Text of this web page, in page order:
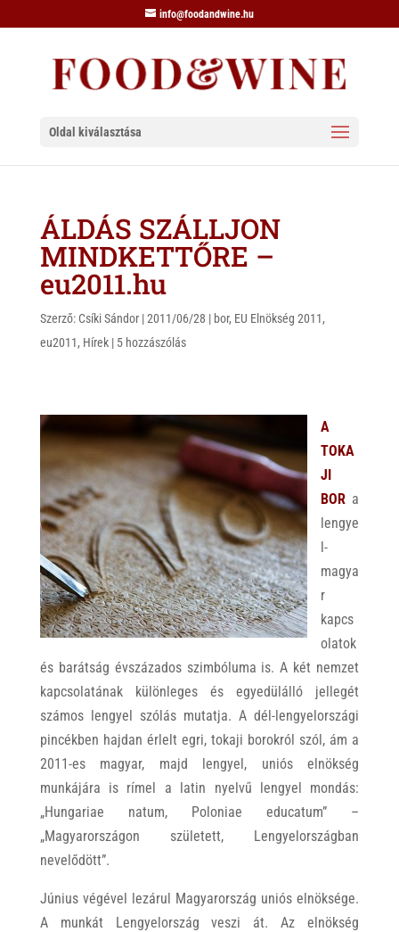
info@foodandwine.hu
Oldal kiválasztása
ÁLDÁS SZÁLLJON
MINDKETTŐRE –
eu2011.hu
Szerző: Csíki Sándor|2011/06/28 | bor, EU Elnökség 2011,
eu2011, Hírek| 5 hozzászólás
A
TOKA
JI
BOR a
lengye
l-
magya
r
kapcs
olatok
és barátság évszázados szimbóluma is. A két nemzet
kapcsolatának különleges és egyedülálló jellegét
számos lengyel szólás mutatja. A dél-lengyelországi
pincékben hajdan érlelt egri, tokaji borokról szól, ám a
2011-es magyar, majd lengyel, uniós elnökség
munkájára is rímel a latin nyelvű lengyel mondás:
„Hungariae natum, Poloniae educatum” –
„Magyarországon született, Lengyelországban
nevelődött”.
Június végével lezárul Magyarország uniós elnöksége.
A munkát Lengyelország veszi át. Az elnökség